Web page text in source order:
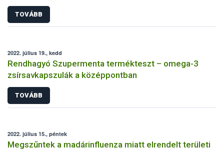
kampánya
TOVÁBB
2022. július 19., kedd
Rendhagyó Szupermenta termékteszt – omega-3
zsírsavkapszulák a középpontban
TOVÁBB
2022. július 15., péntek
Megszűntek a madárinfluenza miatt elrendelt területi